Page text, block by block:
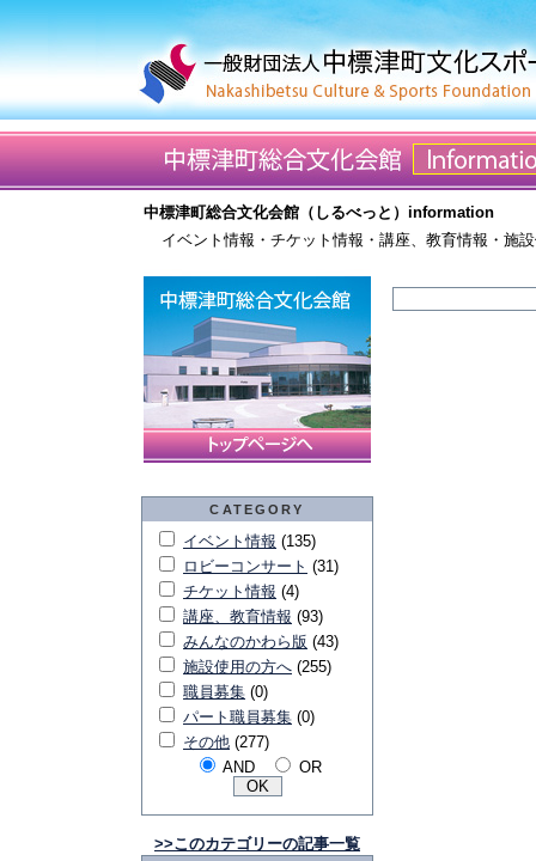
中標津町総合文化会館（しるべっと）information
イベント情報・チケット情報・講座、教育情報・施
CATEGORY
イベント情報 (135)
ロビーコンサート (31)
チケット情報 (4)
講座、教育情報 (93)
みんなのかわら版 (43)
施設使用の方へ (255)
職員募集 (0)
パート職員募集 (0)
その他 (277)
AND
OR
>>このカテゴリーの記事一覧